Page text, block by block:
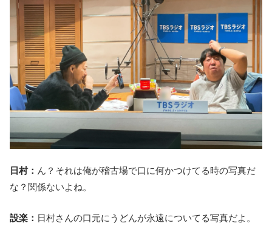
日村： ん？それは俺が稽古場で口に何かつけてる時の写真だ
な？関係ないよね。
設楽： 日村さんの口元にうどんが永遠についてる写真だよ。